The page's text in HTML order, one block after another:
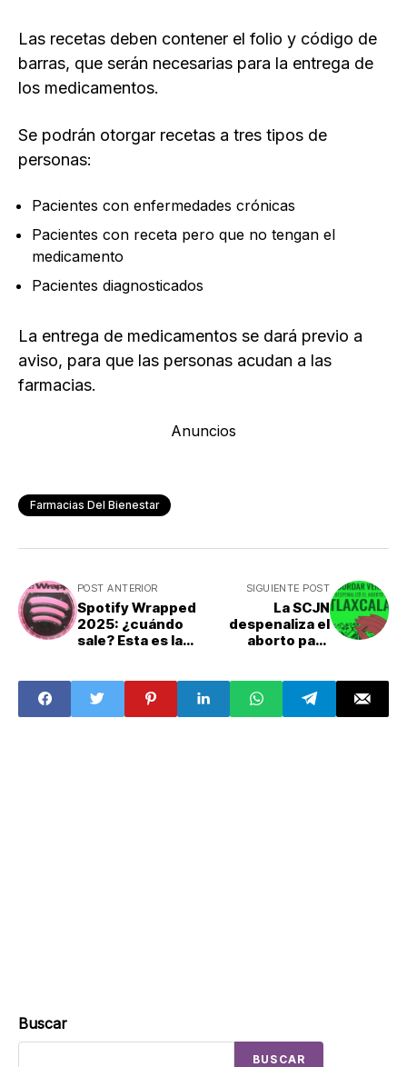
Las recetas deben contener el folio y código de
barras, que serán necesarias para la entrega de
los medicamentos.
Se podrán otorgar recetas a tres tipos de
personas:
Pacientes con enfermedades crónicas
Pacientes con receta pero que no tengan el
medicamento
Pacientes diagnosticados
La entrega de medicamentos se dará previo a
aviso, para que las personas acudan a las
farmacias.
Anuncios
Farmacias Del Bienestar
POST ANTERIOR
Spotify Wrapped
2025: ¿cuándo
sale? Esta es la
conocer
SIGUIENTE POST
La SCJN
despenaliza el
aborto para
Buscar
BUSCAR